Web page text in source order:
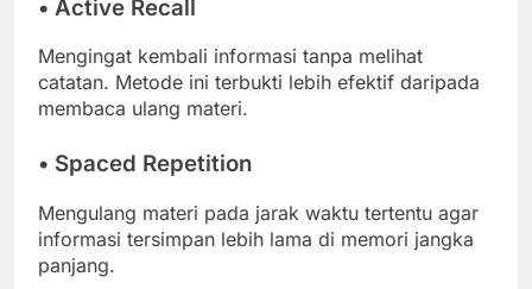
• Active Recall
Mengingat kembali informasi tanpa melihat
catatan. Metode ini terbukti lebih efektif daripada
membaca ulang materi.
• Spaced Repetition
Mengulang materi pada jarak waktu tertentu agar
informasi tersimpan lebih lama di memori jangka
panjang.